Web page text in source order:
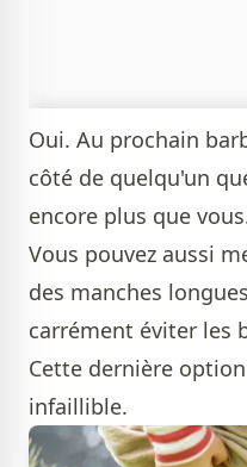
Oui. Au prochain
côté de quelqu'un
encore plus que
Vous pouvez aussi
des manches
carrément éviter les
Cette dernière
infaillible.